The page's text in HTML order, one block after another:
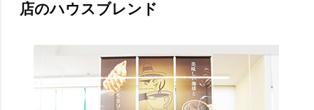
店のハウスブレンド